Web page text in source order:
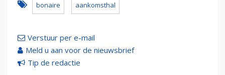
bonaire aankomsthal
Verstuur per e-mail
Meld u aan voor de nieuwsbrief
Tip de redactie